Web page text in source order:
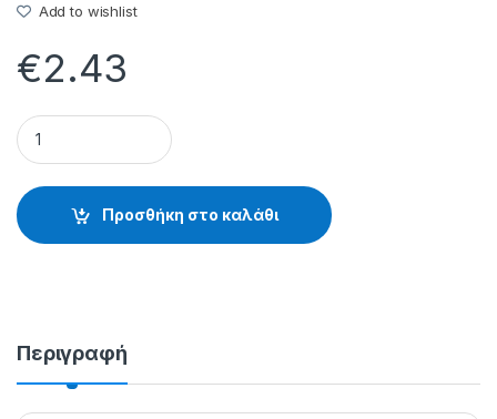
Add to wishlist
€2.43
ΑΓΚΙΣΤΡΙΑ OWNER 53163 - 10.44.46.701 quantity
Προσθήκη στο καλάθι
Περιγραφή